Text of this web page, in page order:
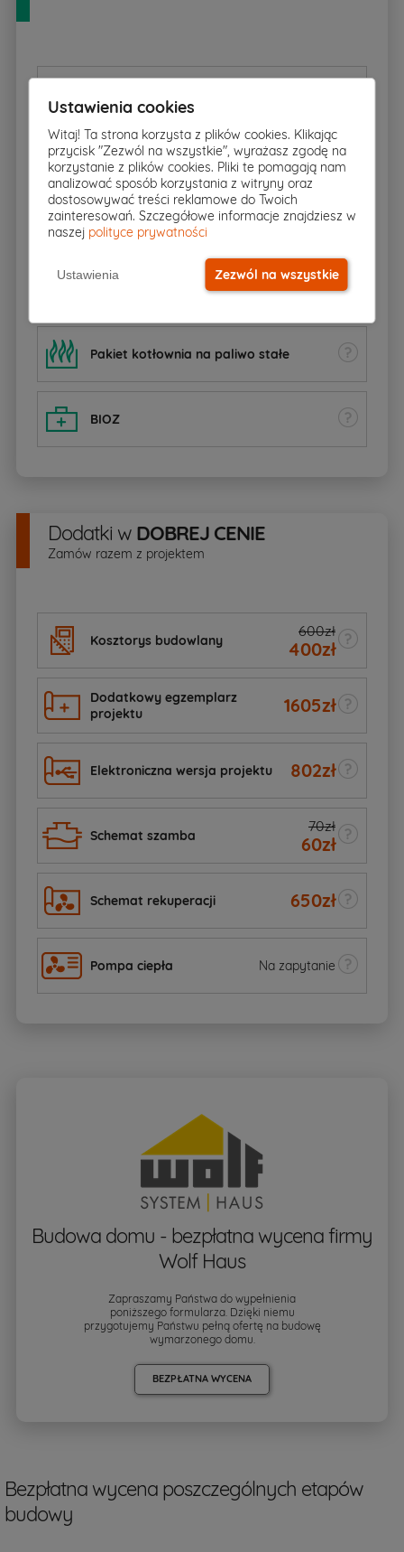
Charakterystyka energetyczna
Zgoda na zmiany
Pakiet kotłownia na paliwo stałe
BIOZ
Dodatki w DOBREJ CENIE
Zamów razem z projektem
Kosztorys budowlany
600zł
400zł
Dodatkowy egzemplarz
projektu
1605zł
Elektroniczna wersja projektu 802zł
Schemat szamba
70zł
60zł
Schemat rekuperacji 650zł
Pompa ciepła Na zapytanie
Budowa domu - bezpłatna wycena firmy
Wolf Haus
Zapraszamy Państwa do wypełnienia
poniższego formularza. Dzięki niemu
przygotujemy Państwu pełną ofertę na budowę
wymarzonego domu.
BEZPŁATNA WYCENA
Bezpłatna wycena poszczególnych etapów
budowy
Ustawienia cookies
Witaj! Ta strona korzysta z plików cookies. Klikając
przycisk "Zezwól na wszystkie", wyrażasz zgodę na
korzystanie z plików cookies. Pliki te pomagają nam
analizować sposób korzystania z witryny oraz
dostosowywać treści reklamowe do Twoich
zainteresowań. Szczegółowe informacje znajdziesz w
naszej polityce prywatności
Ustawienia Zezwól na wszystkie